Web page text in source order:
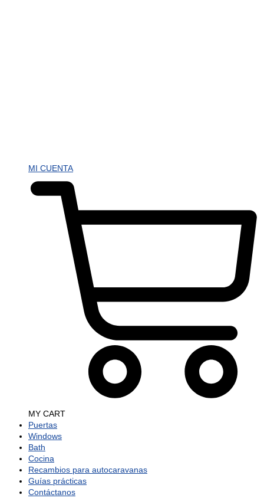
MI CUENTA
MY CART
Puertas
Windows
Bath
Cocina
Recambios para autocaravanas
Guías prácticas
Contáctanos